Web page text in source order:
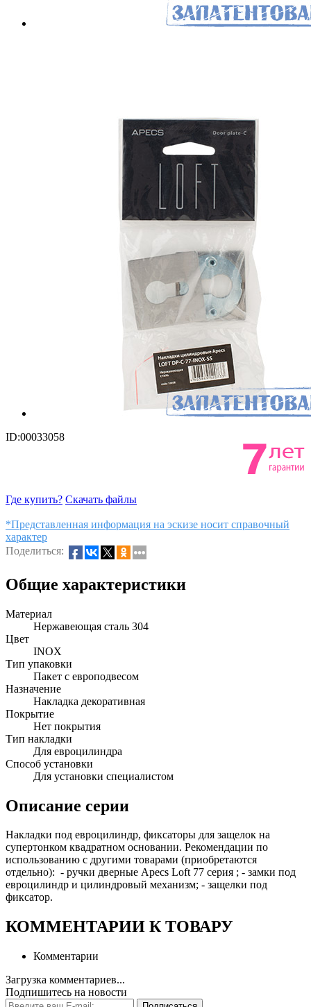
ID:00033058
Где купить? Скачать файлы
*Представленная информация на эскизе носит справочный
характер
Поделиться:
Общие характеристики
Материал
Нержавеющая сталь 304
Цвет
INOX
Тип упаковки
Пакет с европодвесом
Назначение
Накладка декоративная
Покрытие
Нет покрытия
Тип накладки
Для евроцилиндра
Способ установки
Для установки специалистом
Описание серии
Накладки под евроцилиндр, фиксаторы для защелок на
супертонком квадратном основании. Рекомендации по
использованию с другими товарами (приобретаются
отдельно): - ручки дверные Apecs Loft 77 серия ; - замки под
евроцилиндр и цилиндровый механизм; - защелки под
фиксатор.
КОММЕНТАРИИ К ТОВАРУ
Комментарии
Загрузка комментариев...
Подпишитесь на новости